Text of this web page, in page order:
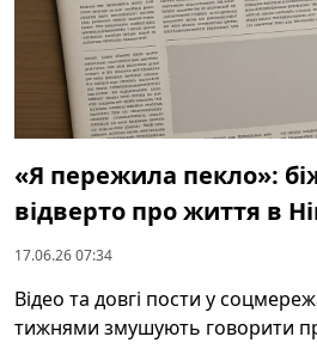
«Я пережила пекло»:
відверто про життя в
17.06.26 07:34
Відео та довгі пости у
тижнями змушують говорити